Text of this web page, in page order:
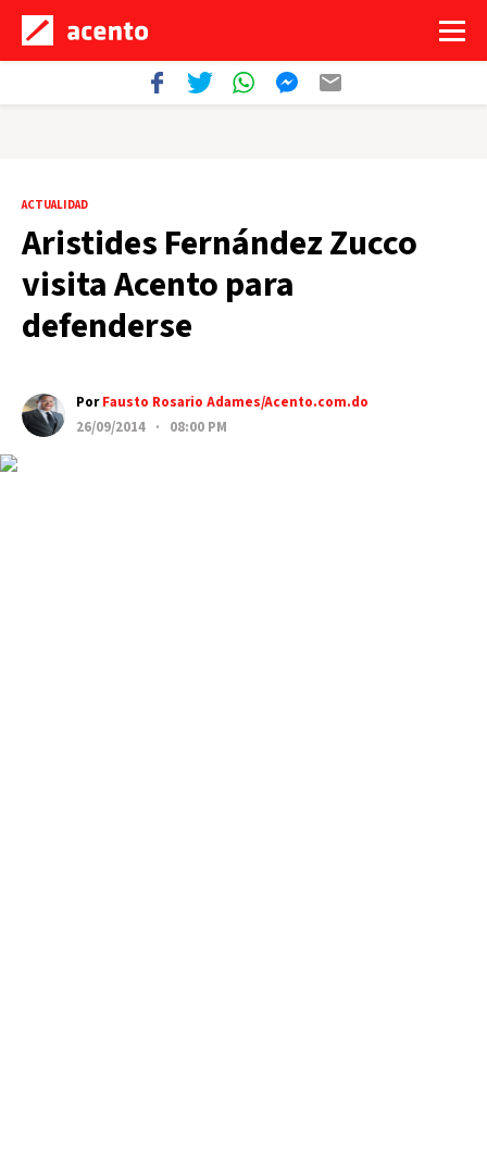
ACTUALIDAD
Aristides Fernández Zucco
visita Acento para
defenderse
PorFausto Rosario Adames/Acento.com.do
26/09/2014 · 08:00 PM